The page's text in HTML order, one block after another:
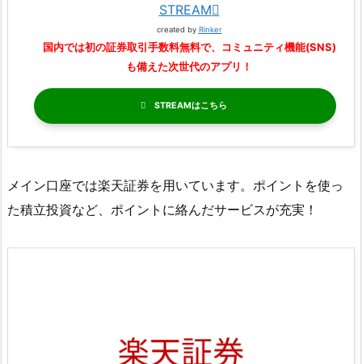
STREAM
created by Rinker
国内では初の証券取引手数料無料で、コミュニティ機能(SNS)
も備えた次世代のアプリ！
STREAM
メイン口座では楽天証券を用いています。ポイントを使っ
た積立投資など、ポイントに絡んだサービスが充実！